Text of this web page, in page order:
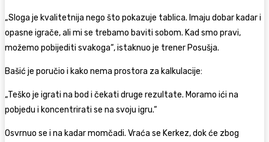
„Sloga je kvalitetnija nego što pokazuje tablica. Imaju dobar kadar i
opasne igrače, ali mi se trebamo baviti sobom. Kad smo pravi,
možemo pobijediti svakoga“, istaknuo je trener Posušja.
Bašić je poručio i kako nema prostora za kalkulacije:
„Teško je igrati na bod i čekati druge rezultate. Moramo ići na
pobjedu i koncentrirati se na svoju igru.“
Osvrnuo se i na kadar momčadi. Vraća se Kerkez, dok će zbog